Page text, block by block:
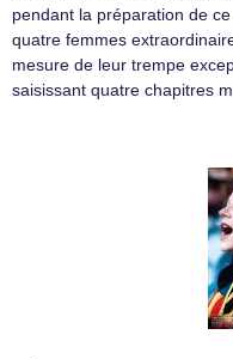
pendant la préparation de
quatre femmes
mesure de leur trempe
saisissant quatre chapitres